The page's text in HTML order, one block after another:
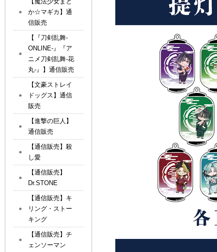
か☆マギカ】通
信販売
【『刀剣乱舞-
ONLINE-』『ア
ニメ刀剣乱舞-花
丸-』】通信販売
【文豪ストレイ
ドッグス】通信
販売
【進撃の巨人】
通信販売
【通信販売】殺
し愛
【通信販売】
Dr.STONE
【通信販売】キ
リング・ストー
キング
【通信販売】チ
ェンソーマン